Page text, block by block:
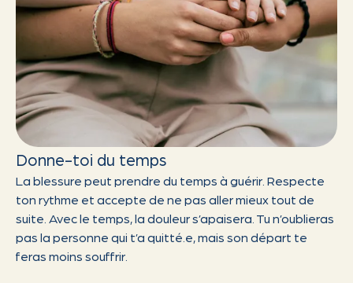
Donne-toi du temps
La blessure peut prendre du temps à guérir. Respecte
ton rythme et accepte de ne pas aller mieux tout de
suite. Avec le temps, la douleur s’apaisera. Tu n’oublieras
pas la personne qui t’a quitté.e, mais son départ te
feras moins souffrir.